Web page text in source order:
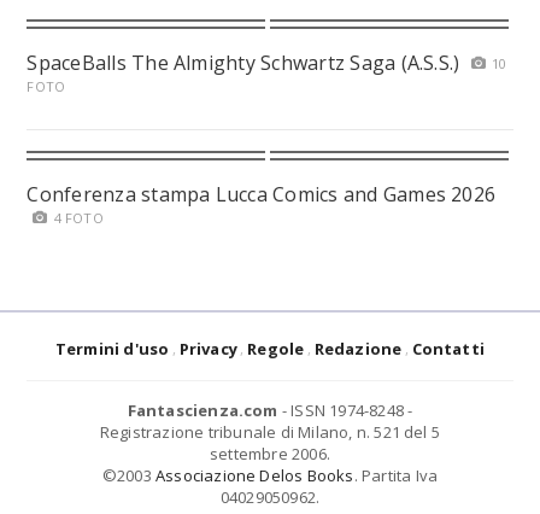
SpaceBalls The Almighty Schwartz Saga (A.S.S.)
10
FOTO
Conferenza stampa Lucca Comics and Games 2026
4 FOTO
Termini d'uso Privacy Regole Redazione Contatti
Fantascienza.com - ISSN 1974-8248 -
Registrazione tribunale di Milano, n. 521 del 5
settembre 2006.
©2003 Associazione Delos Books. Partita Iva
04029050962.